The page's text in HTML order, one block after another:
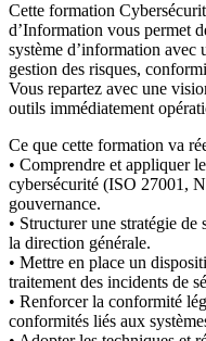
Cette formation
d’Information vous permet
système d’information avec
gestion des risques,
Vous repartez avec une
outils immédiatement
Ce que cette formation va
• Comprendre et appliquer
cybersécurité (ISO 27001,
gouvernance.
• Structurer une stratégie
la direction générale.
• Mettre en place un
traitement des incidents de
• Renforcer la conformité
conformités liés aux